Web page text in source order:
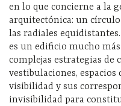
en lo que concierne a la
arquitectónica: un
las radiales
es un edificio mucho
complejas estrategias de
vestibulaciones, espacios
visibilidad y sus
invisibilidad para